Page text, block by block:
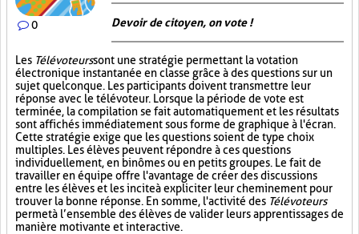
0 Devoir de citoyen, on vote !
Les Télévoteurssont une stratégie permettant la votation
électronique instantanée en classe grâce à des questions sur un
sujet quelconque. Les participants doivent transmettre leur
réponse avec le télévoteur. Lorsque la période de vote est
terminée, la compilation se fait automatiquement et les résultats
sont affichés immédiatement sous forme de graphique à l'écran.
Cette stratégie exige que les questions soient de type choix
multiples. Les élèves peuvent répondre à ces questions
individuellement, en binômes ou en petits groupes. Le fait de
travailler en équipe offre l'avantage de créer des discussions
entre les élèves et les incite à expliciter leur cheminement pour
trouver la bonne réponse. En somme, l'activité des Télévoteurs
permet à l’ensemble des élèves de valider leurs apprentissages de
manière motivante et interactive.